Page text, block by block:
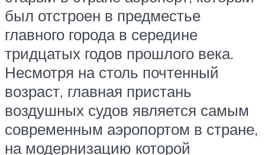
был отстроен в предместье
главного города в середине
тридцатых годов прошлого века.
Несмотря на столь почтенный
возраст, главная пристань
воздушных судов является самым
современным аэропортом в стране,
на модернизацию которой